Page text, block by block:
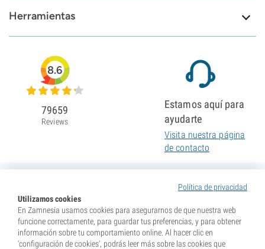
Herramientas
Política de privacidad
Utilizamos cookies
En Zamnesia usamos cookies para asegurarnos de que nuestra web
funcione correctamente, para guardar tus preferencias, y para obtener
información sobre tu comportamiento online. Al hacer clic en
'configuración de cookies', podrás leer más sobre las cookies que
8.6
79659
Reviews
Estamos aquí para
ayudarte
Visita nuestra página
de contacto